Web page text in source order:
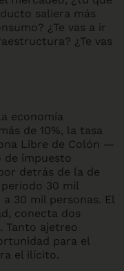
saliera más
¿Te vas a ir
¿Te vas
economía
de 10%, la tasa
Libre de Colón —
de impuesto
detrás de la de
30 mil
30 mil personas. El
conecta dos
Tanto ajetreo
para el
el ilícito.